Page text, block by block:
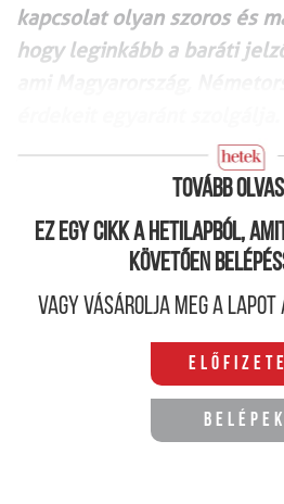
kapcsolat olyan szoros és
hogy leginkább a baráti
Tovább
Ez egy cikk a hetilapból,
követően
Vagy vásárolja meg a
Belépek